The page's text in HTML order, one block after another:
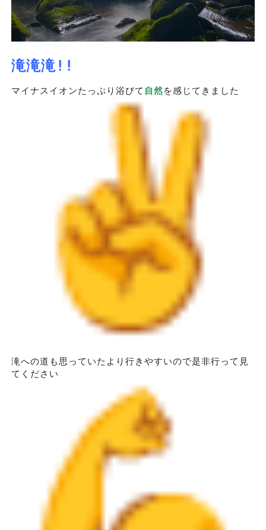
滝滝滝!!
マイナスイオンたっぷり浴びて 自然を感じてきました
滝への道も思っていたより行きやすいので是非行って見
てください